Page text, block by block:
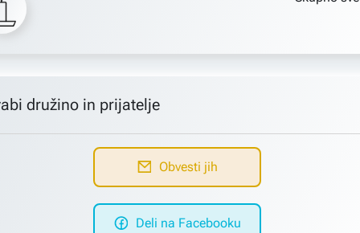
družino in prijatelje
Obvesti jih
Deli na Facebooku